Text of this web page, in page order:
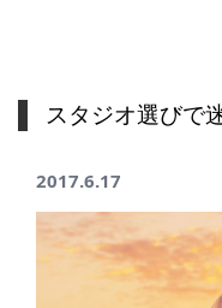
スタジオ選びで
2017.6.17